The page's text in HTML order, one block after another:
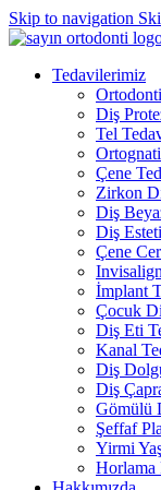
Skip to navigation
Tedavilerimiz
Diş
Tel
Çene
Zirkon
Diş
Diş
Çene
İmplant
Çocuk
Diş Eti
Kanal
Diş
Diş
Gömülü
Şeffaf
Yirmi
Horlama